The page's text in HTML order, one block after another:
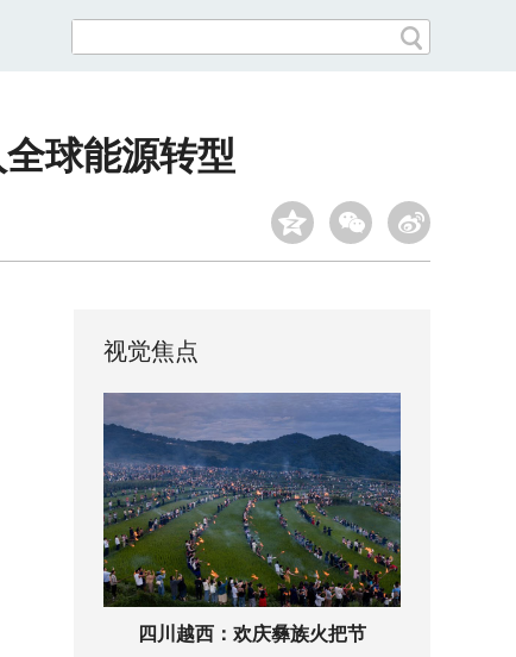
球能源转型
视觉焦点
四川越西：欢庆彝族火把节